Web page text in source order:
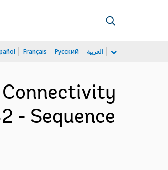
Français Русский العربية
Connectivity
- Sequence